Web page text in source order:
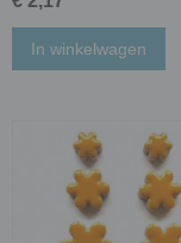
In winkelwagen